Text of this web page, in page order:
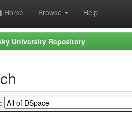
Home Browse Help
University Repository